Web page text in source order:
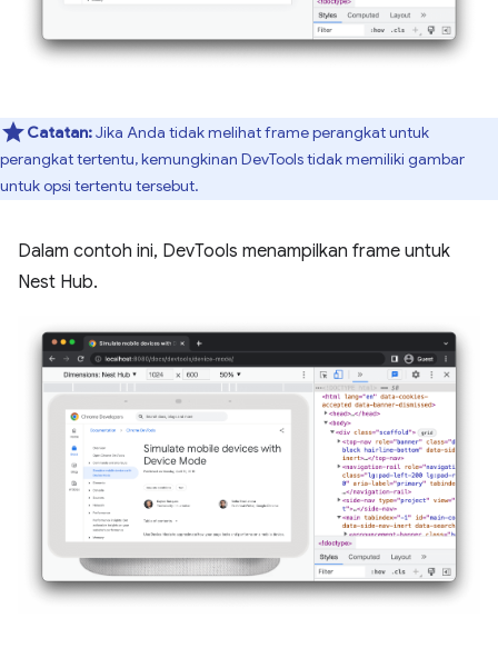
Catatan:Jika Anda tidak melihat frame perangkat untuk
perangkat tertentu, kemungkinan DevTools tidak memiliki gambar
untuk opsi tertentu tersebut.
Dalam contoh ini, DevTools menampilkan frame untuk
Nest Hub.